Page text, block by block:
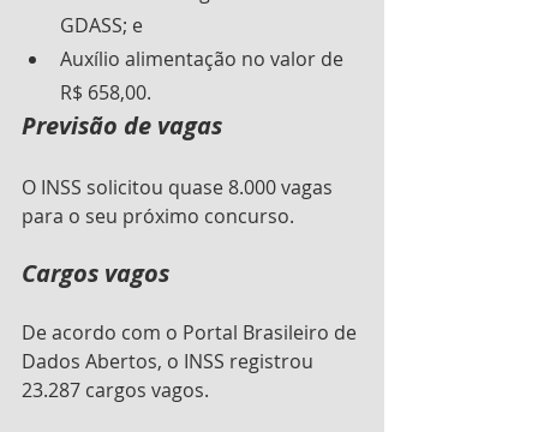
GDASS; e
Auxílio alimentação no valor de
R$ 658,00.
Previsão de vagas
O INSS solicitou quase 8.000 vagas
para o seu próximo concurso.
Cargos vagos
De acordo com o Portal Brasileiro de
Dados Abertos, o INSS registrou
23.287 cargos vagos.